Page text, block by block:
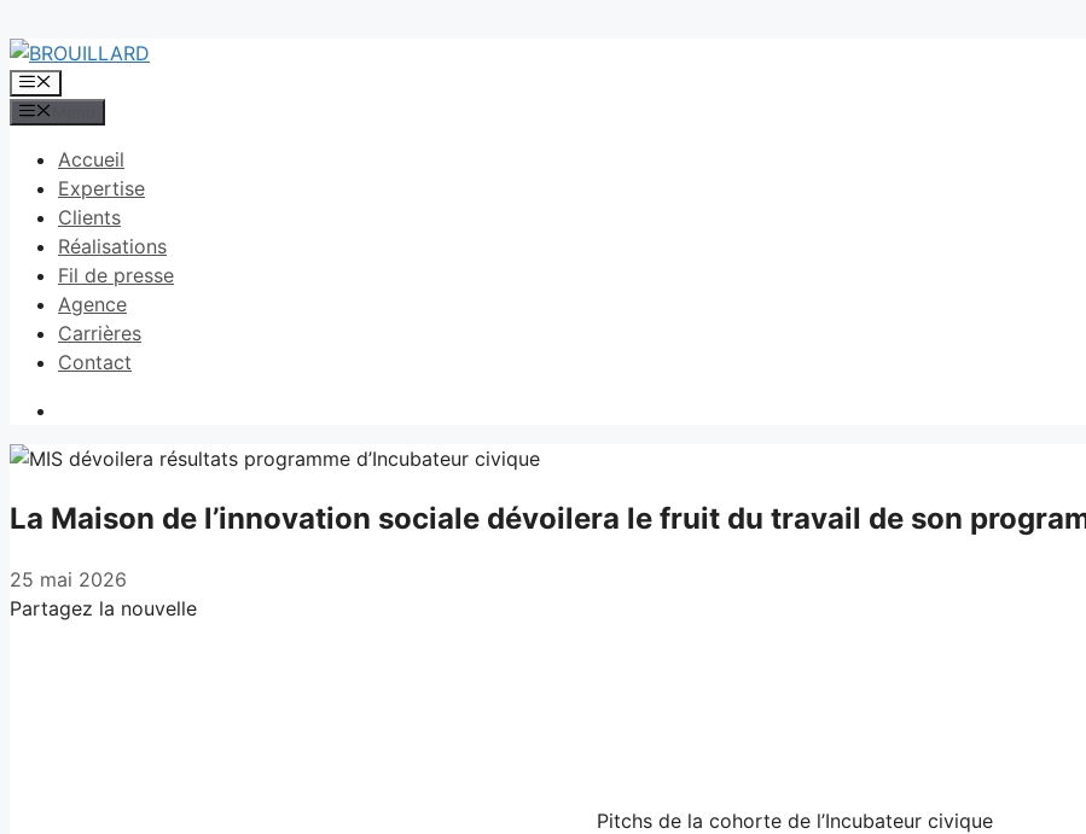
Aller
au
contenu
Menu
Accueil
Expertise
Clients
Réalisations
Fil de presse
Agence
Carrières
Contact
La Maison de l’innovation sociale dévoilera le fruit du travail de son
25 mai 2026
Partagez la nouvelle
Pitchs de la cohorte de l’Incubateur civique